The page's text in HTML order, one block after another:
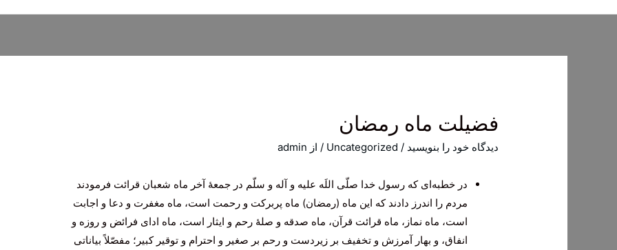
فضيلت ماه رمضان‌
دیدگاه‌ خود را بنویسید /
Uncategorized / از admin
در خطبه‌ای‌ که‌ رسول‌ خدا صلّی‌ اللَه‌ علیه‌ و آله‌ و سلّم‌ در جمعۀ آخر ماه‌ شعبان‌ قرائت‌ فرمودند
مردم‌ را اندرز دادند که‌ این‌ ماه‌ (رمضان‌) ماه‌ پربرکت‌ و رحمت‌ است‌، ماه‌ مغفرت‌ و دعا و اجابت‌
است‌، ماه‌ نماز، ماه‌ قرائت‌ قرآن‌، ماه‌ صدقه‌ و صلۀ رحم‌ و ایثار است‌، ماه‌ ادای‌ فرائض‌ و روزه‌ و
انفاق‌، و بهار آمرزش‌ و تخفیف‌ بر زیردست‌ و رحم‌ بر صغیر و احترام‌ و توقیر کبیر؛ مفصّلاً بیاناتی‌